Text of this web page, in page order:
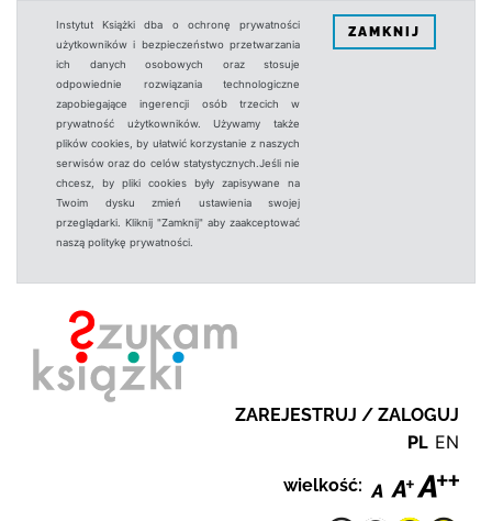
Instytut Książki dba o ochronę prywatności
użytkowników i bezpieczeństwo przetwarzania
ich danych osobowych oraz stosuje
odpowiednie rozwiązania technologiczne
zapobiegające ingerencji osób trzecich w
prywatność użytkowników. Używamy także
plików cookies, by ułatwić korzystanie z naszych
serwisów oraz do celów statystycznych.Jeśli nie
chcesz, by pliki cookies były zapisywane na
Twoim dysku zmień ustawienia swojej
przeglądarki. Kliknij "Zamknij" aby zaakceptować
naszą politykę prywatności.
ZAMKNIJ
ZAREJESTRUJ / ZALOGUJ
PL EN
wielkość: